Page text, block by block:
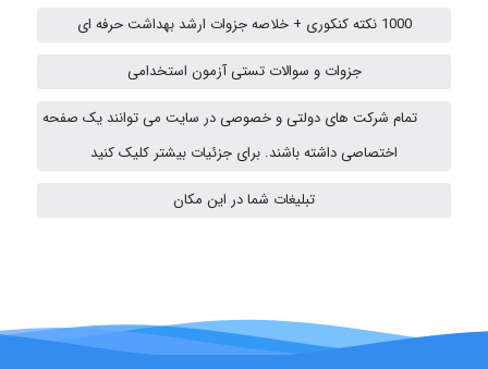
Jafar Tym
Poubakhtiari
1000 نکته کنکوری + خلاصه جزوات ارشد بهداشت حرفه ای
جزوات و سوالات تستی آزمون استخدامی
تمام شرکت های دولتی و خصوصی در سایت می توانند یک صفحه
اختصاصی داشته باشند. برای جزئیات بیشتر کلیک کنید
تبلیغات شما در این مکان